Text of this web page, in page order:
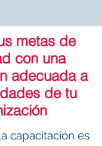
metas de
con una
adecuada a
de tu
capacitación es